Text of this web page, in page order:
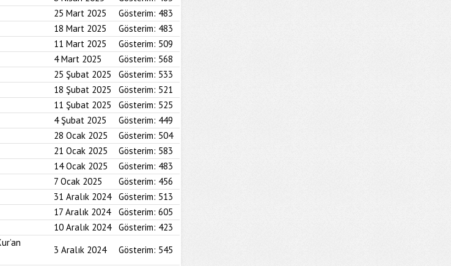
25 Mart 2025 Gösterim: 483
18 Mart 2025 Gösterim: 483
11 Mart 2025 Gösterim: 509
4 Mart 2025 Gösterim: 568
25 Şubat 2025 Gösterim: 533
18 Şubat 2025 Gösterim: 521
11 Şubat 2025 Gösterim: 525
4 Şubat 2025 Gösterim: 449
28 Ocak 2025 Gösterim: 504
21 Ocak 2025 Gösterim: 583
14 Ocak 2025 Gösterim: 483
7 Ocak 2025 Gösterim: 456
31 Aralık 2024 Gösterim: 513
17 Aralık 2024 Gösterim: 605
10 Aralık 2024 Gösterim: 423
3 Aralık 2024 Gösterim: 545